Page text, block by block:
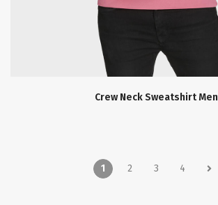
Crew Neck Sweatshirt Men
1 2 3 4